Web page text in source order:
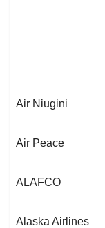
Air Niugini
Air Peace
ALAFCO
Alaska Airlines